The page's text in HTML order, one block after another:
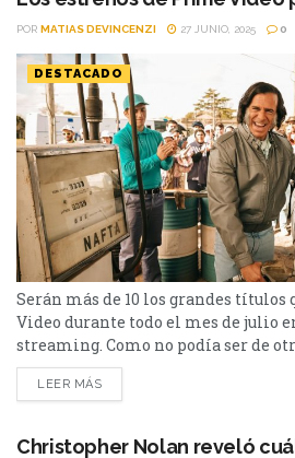
POR MATIAS DEVINCENZI 27 JUNIO, 2025 0
DESTACADO
Serán más de 10 los grandes títulos
Video durante todo el mes de julio
streaming. Como no podía ser de
verterá en catálogo nuevas
diversos géneros. Entre las mismas
la multipremiada...
LEER MÁS
Christopher Nolan reveló